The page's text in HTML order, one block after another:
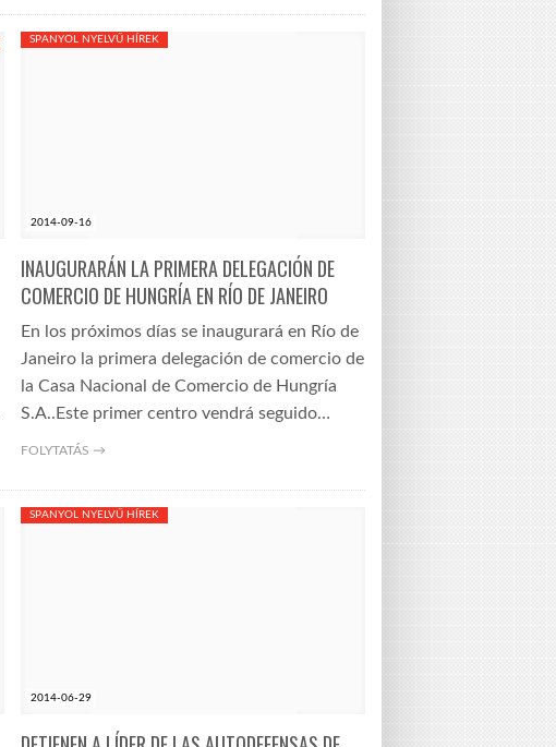
2014-09-16
SPANYOL NYELVŰ HÍREK
INAUGURARÁN LA PRIMERA DELEGACIÓN DE
COMERCIO DE HUNGRÍA EN RÍO DE JANEIRO
En los próximos días se inaugurará en Río de
Janeiro la primera delegación de comercio de
la Casa Nacional de Comercio de Hungría
S.A..Este primer centro vendrá seguido…
FOLYTATÁS →
2014-06-29
SPANYOL NYELVŰ HÍREK